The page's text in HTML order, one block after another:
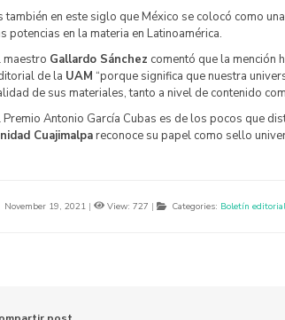
también en este siglo que México se colocó como
potencias en la materia en Latinoamérica.
maestro Gallardo Sánchez comentó que la mención
de la UAM “porque significa que nuestra
de sus materiales, tanto a nivel de contenido
Premio Antonio García Cubas es de los pocos que
Cuajimalpareconoce su papel como sello
November 19, 2021 | View: 727 | Categories: Boletín editorial